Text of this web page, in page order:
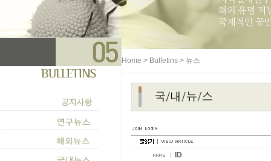
Home > Bulletins > 뉴스
ID